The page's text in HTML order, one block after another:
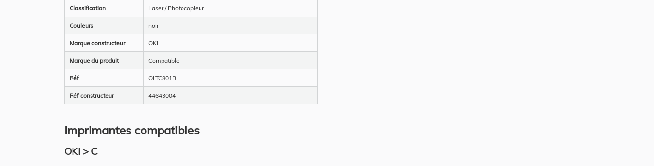
Classification Laser / Photocopieur
Couleurs noir
Marque constructeur OKI
Marque du produit Compatible
Réf OLTC801B
Réf constructeur 44643004
Imprimantes compatibles
OKI > C